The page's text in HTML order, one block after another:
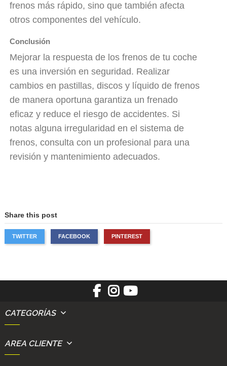
frenos más rápido, sino que también afecta
otros componentes del vehículo.
Conclusión
Mejorar la respuesta de los frenos de tu coche
es una inversión en seguridad. Realizar
cambios en pastillas, discos y líquido de frenos
de manera oportuna garantiza un frenado
eficaz y reduce el riesgo de accidentes. Si
notas alguna irregularidad en el sistema de
frenos, consulta con un profesional para una
revisión y mantenimiento adecuados.
Share this post
TWITTER FACEBOOK PINTEREST
CATEGORÍAS
AREA CLIENTE